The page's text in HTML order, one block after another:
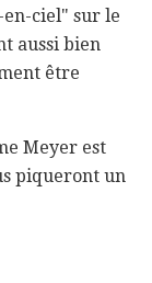
ciel" sur le
aussi bien
être
Meyer est
piqueront un